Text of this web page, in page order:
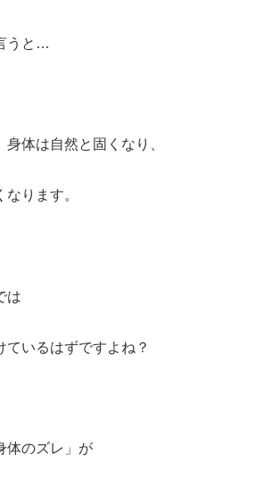
うと…
体は自然と固くなり、
ります。
は
ているはずですよね？
体のズレ」が